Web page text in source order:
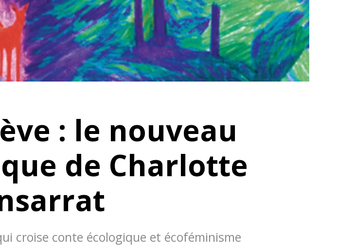
: le nouveau
de Charlotte
croise conte écologique et écoféminisme